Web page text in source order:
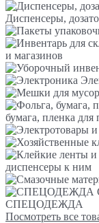
Диспенсеры,
и магазинов
бумага, пленка
диспенсеры к ним
СПЕЦОДЕЖДА
Посмотреть все